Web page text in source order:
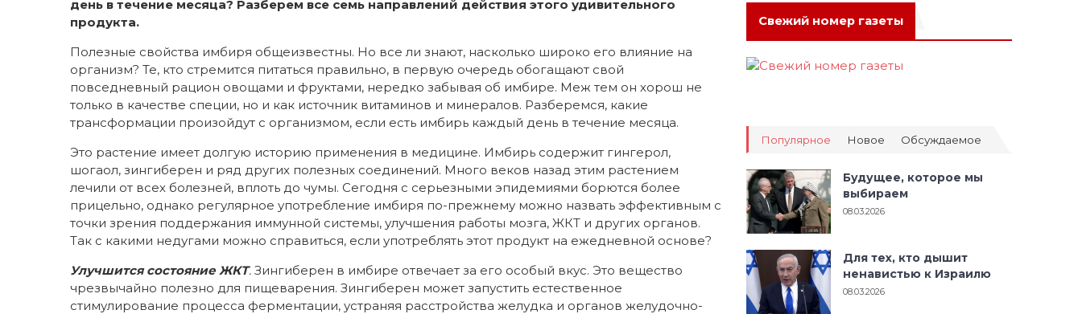
день в течение месяца? Разберем все семь направлений действия этого удивительного
продукта.
Полезные свойства имбиря общеизвестны. Но все ли знают, насколько широко его влияние на
организм? Те, кто стремится питаться правильно, в первую очередь обогащают свой
повседневный рацион овощами и фруктами, нередко забывая об имбире. Меж тем он хорош не
только в качестве специи, но и как источник витаминов и минералов. Разберемся, какие
трансформации произойдут с организмом, если есть имбирь каждый день в течение месяца.
Это растение имеет долгую историю применения в медицине. Имбирь содержит гингерол,
шогаол, зингиберен и ряд других полезных соединений. Много веков назад этим растением
лечили от всех болезней, вплоть до чумы. Сегодня с серьезными эпидемиями борются более
прицельно, однако регулярное употребление имбиря по-прежнему можно назвать эффективным с
точки зрения поддержания иммунной системы, улучшения работы мозга, ЖКТ и других органов.
Так с какими недугами можно справиться, если употреблять этот продукт на ежедневной основе?
Улучшится состояние ЖКТ. Зингиберен в имбире отвечает за его особый вкус. Это вещество
чрезвычайно полезно для пищеварения. Зингиберен может запустить естественное
стимулирование процесса ферментации, устраняя расстройства желудка и органов желудочно-
Свежий номер газеты
Популярное Новое Обсуждаемое
Будущее, которое мы
выбираем
08.03.2026
Для тех, кто дышит
ненавистью к Израилю
08.03.2026